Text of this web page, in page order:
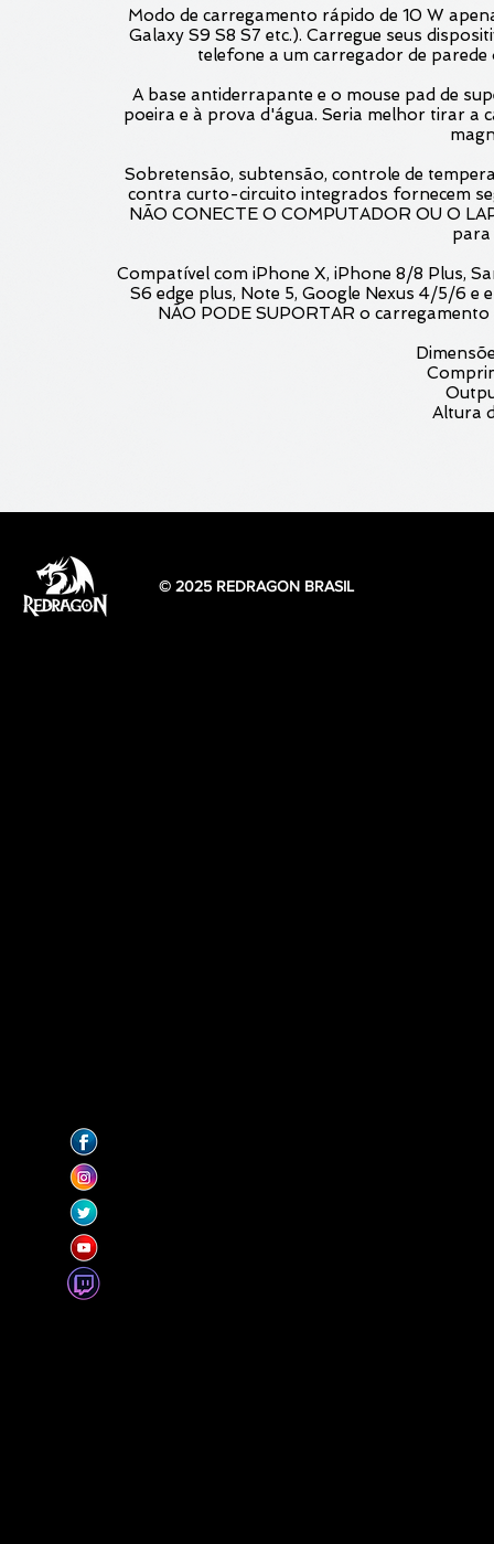
Modo de carregamento rápido de 10 W
Galaxy S9 S8 S7 etc.). Carregue seus
telefone a um carregador de
A base antiderrapante e o mouse pad de
poeira e à prova d'água. Seria melhor tirar a
Sobretensão, subtensão, controle de
contra curto-circuito integrados fornecem
NÃO CONECTE O COMPUTADOR OU O
para
Compatível com iPhone X, iPhone 8/8 Plus,
S6 edge plus, Note 5, Google Nexus 4/5/6 e
NÃO PODE SUPORTAR o
Altura
© 2025 REDRAGON BRASIL